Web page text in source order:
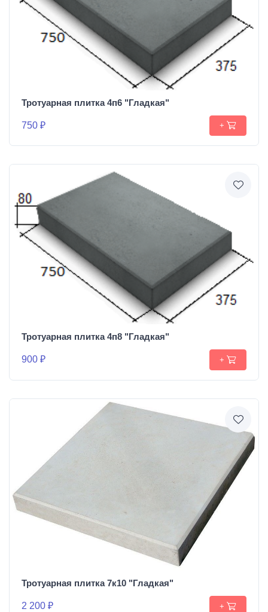
Тротуарная плитка 4п6 "Гладкая"
750 ₽ +
Тротуарная плитка 4п8 "Гладкая"
900 ₽ +
Тротуарная плитка 7к10 "Гладкая"
2 200 ₽ +